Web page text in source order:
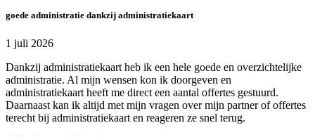
goede administratie dankzij administratiekaart
1 juli 2026
Dankzij administratiekaart heb ik een hele goede en overzichtelijke
administratie. Al mijn wensen kon ik doorgeven en
administratiekaart heeft me direct een aantal offertes gestuurd.
Daarnaast kan ik altijd met mijn vragen over mijn partner of offertes
terecht bij administratiekaart en reageren ze snel terug.